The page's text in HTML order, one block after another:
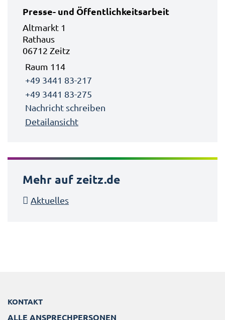
Presse- und Öffentlichkeitsarbeit
Altmarkt 1
Rathaus
06712 Zeitz
Raum 114
+49 3441 83-217
+49 3441 83-275
Nachricht schreiben
Detailansicht
Mehr auf zeitz.de
Aktuelles
KONTAKT
ALLE ANSPRECHPERSONEN